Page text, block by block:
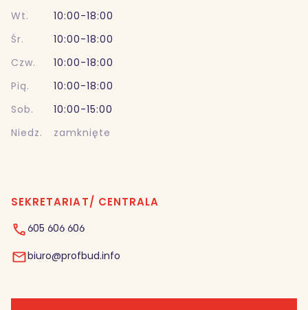
Wt.
10:00-18:00
Śr.
10:00-18:00
Czw.
10:00-18:00
Pią.
10:00-18:00
Sob.
10:00-15:00
Niedz.
zamknięte
SEKRETARIAT/ CENTRALA
605 606 606
biuro@profbud.info